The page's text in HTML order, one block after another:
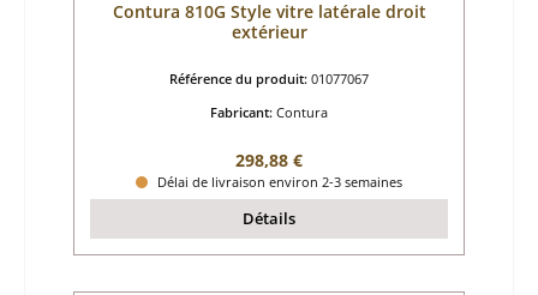
Contura 810G Style vitre latérale droit
extérieur
Référence du produit: 01077067
Fabricant: Contura
Prix régulier :
298,88 €
Délai de livraison environ 2-3 semaines
Détails